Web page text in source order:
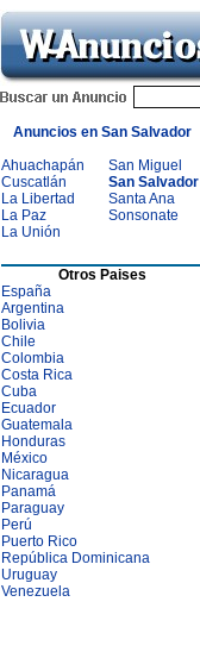
Anuncios en San Salvador
Ahuachapán
Cuscatlán
La Libertad
La Paz
La Unión
San Miguel
San Salvador
Santa Ana
Sonsonate
Otros Paises
España
Argentina
Bolivia
Chile
Colombia
Costa Rica
Cuba
Ecuador
Guatemala
Honduras
México
Nicaragua
Panamá
Paraguay
Perú
Puerto Rico
República Dominicana
Uruguay
Venezuela